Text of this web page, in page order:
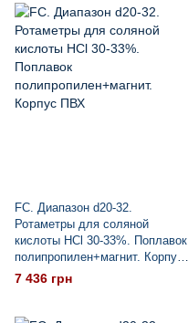
FC. Диапазон d20-32.
Ротаметры для соляной
кислоты HCl 30-33%. Поплавок
полипропилен+магнит. Корпус
ПВХ
7 436 грн